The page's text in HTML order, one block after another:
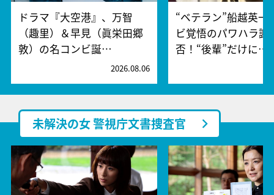
ドラマ『大空港』、万智
（趣里）＆早見（眞栄田郷
敦）の名コンビ誕…
2026.08.06
“ベテラン”船越英一
ビ覚悟のパワハラ謝
否！“後輩”だけに…
未解決の女 警視庁文書捜査官